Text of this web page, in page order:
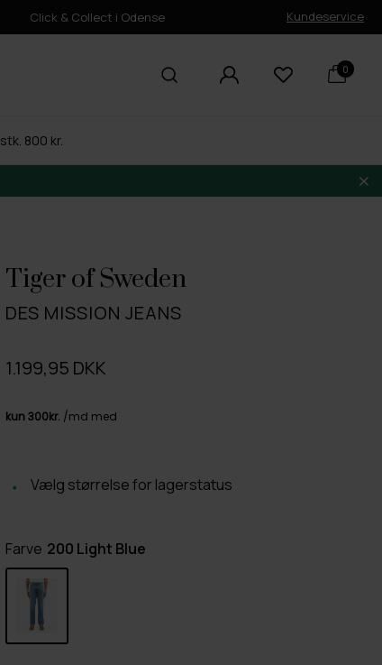
Click & Collect i Odense Kundeservice
0
800 kr.
Tiger of Sweden
DES MISSION JEANS
1.199,95 DKK
Vælg størrelse for lagerstatus
Farve 200 Light Blue